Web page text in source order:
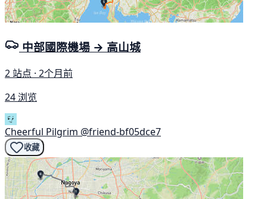
中部國際機場 → 高山城
2 站点 · 2个月前
24 浏览
Cheerful Pilgrim @friend-bf05dce7
收藏